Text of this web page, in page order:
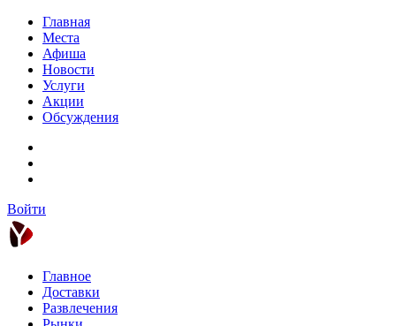
Главная
Места
Афиша
Новости
Услуги
Акции
Обсуждения
Войти
Главное
Доставки
Развлечения